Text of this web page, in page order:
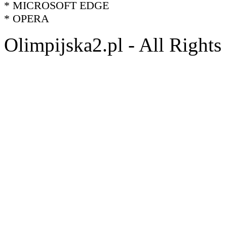
* MICROSOFT EDGE
* OPERA
Olimpijska2.pl - All Rights